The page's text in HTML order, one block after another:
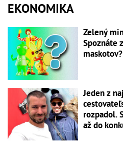
EKONOMIKA
Zelený
Spoznáte
Jeden z
rozpadol.
až do